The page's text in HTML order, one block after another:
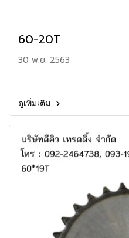
60-20T
30 พ.ย. 2563
ดูเพิ่มเติม